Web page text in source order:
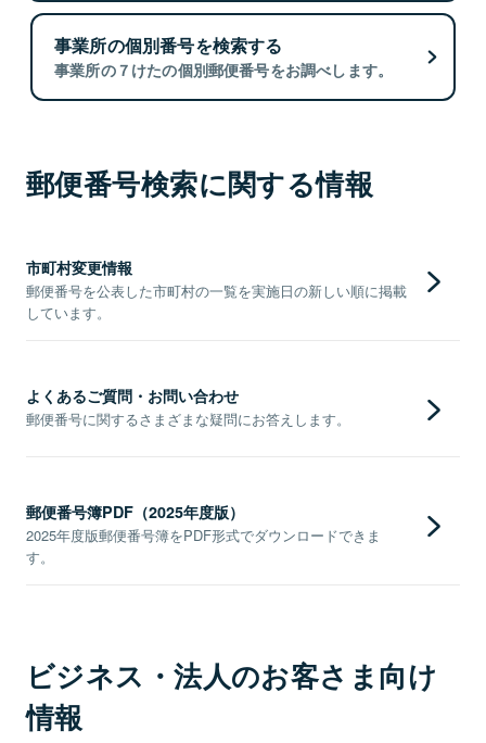
事業所の個別番号を検索する
事業所の７けたの個別郵便番号をお調べします。
郵便番号検索に関する情報
市町村変更情報
郵便番号を公表した市町村の一覧を実施日の新しい順に掲載
しています。
よくあるご質問・お問い合わせ
郵便番号に関するさまざまな疑問にお答えします。
郵便番号簿PDF（2025年度版）
2025年度版郵便番号簿をPDF形式でダウンロードできま
す。
ビジネス・法人のお客さま向け
情報